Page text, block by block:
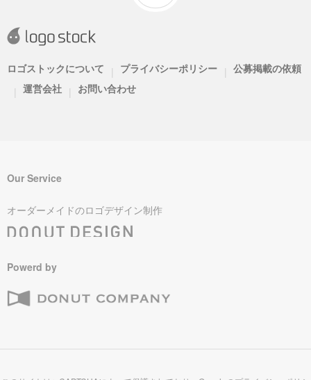
ロゴストックについて | プライバシーポリシー | 公募掲載の依頼
| 運営会社 | お問い合わせ
Our Service
オーダーメイドのロゴデザイン制作
Powerd by